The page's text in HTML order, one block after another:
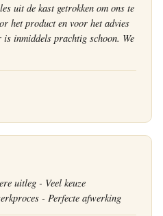
uit de kast getrokken om ons te
het product en voor het advies
is inmiddels prachtig schoon. We
uitleg - Veel keuze
- Perfecte afwerking